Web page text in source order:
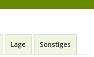
Lage Sonstiges